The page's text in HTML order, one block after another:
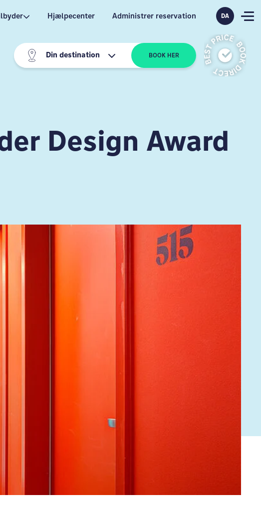
Hjælpecenter Administrer reservation
Din destination BOOK HER
DA
Design Award